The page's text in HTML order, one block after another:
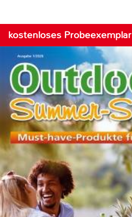
kostenloses Probeexemplar